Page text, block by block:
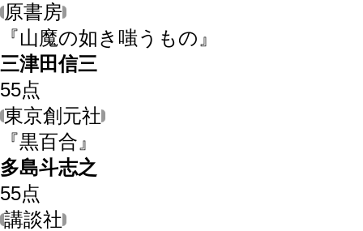
原書房
『山魔の如き嗤うもの』
三津田信三
55点
東京創元社
『黒百合』
多島斗志之
55点
講談社